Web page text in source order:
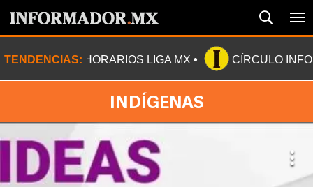
TENDENCIAS: HORARIOS LIGA MX CÍRCULO
INDÍGENAS